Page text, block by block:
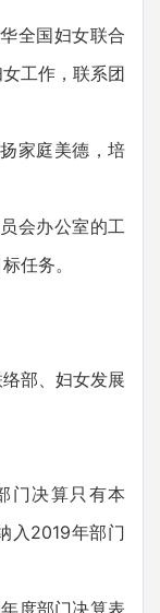
全国妇女联合
工作，联系团
家庭美德，培
会办公室的工
任务。
部、妇女发展
门决算只有本
入2019年部门
度部门决算表